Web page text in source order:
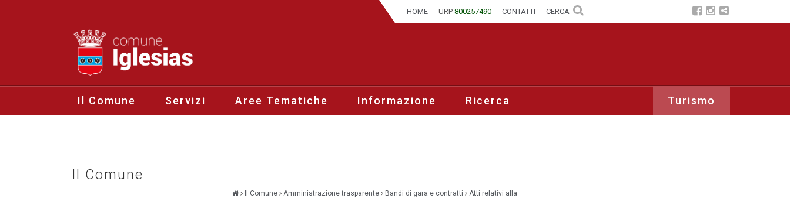
HOME URP 800257490 CONTATTI CERCA
Il Comune Servizi Aree Tematiche Informazione Turismo
Ricerca
Il Comune
Il Comune Amministrazione trasparente Bandi di gara e contratti
Atti relativi alla